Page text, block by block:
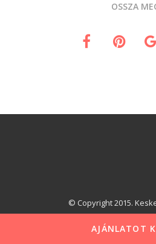
OSSZA
© Copyright 2015.
AJÁNLATOT